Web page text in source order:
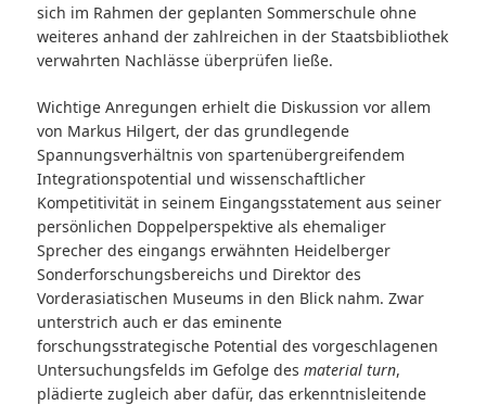
sich im Rahmen der geplanten Sommerschule ohne
weiteres anhand der zahlreichen in der Staatsbibliothek
verwahrten Nachlässe überprüfen ließe.
Wichtige Anregungen erhielt die Diskussion vor allem
von Markus Hilgert, der das grundlegende
Spannungsverhältnis von spartenübergreifendem
Integrationspotential und wissenschaftlicher
Kompetitivität in seinem Eingangsstatement aus seiner
persönlichen Doppelperspektive als ehemaliger
Sprecher des eingangs erwähnten Heidelberger
Sonderforschungsbereichs und Direktor des
Vorderasiatischen Museums in den Blick nahm. Zwar
unterstrich auch er das eminente
forschungsstrategische Potential des vorgeschlagenen
Untersuchungsfelds im Gefolge des material turn,
plädierte zugleich aber dafür, das erkenntnisleitende